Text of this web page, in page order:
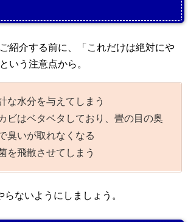
紹介する前に、「これだけは絶対にや
いう注意点から。
な水分を与えてしまう
ビはベタベタしており、畳の目の奥
臭いが取れなくなる
を飛散させてしまう
ないようにしましょう。